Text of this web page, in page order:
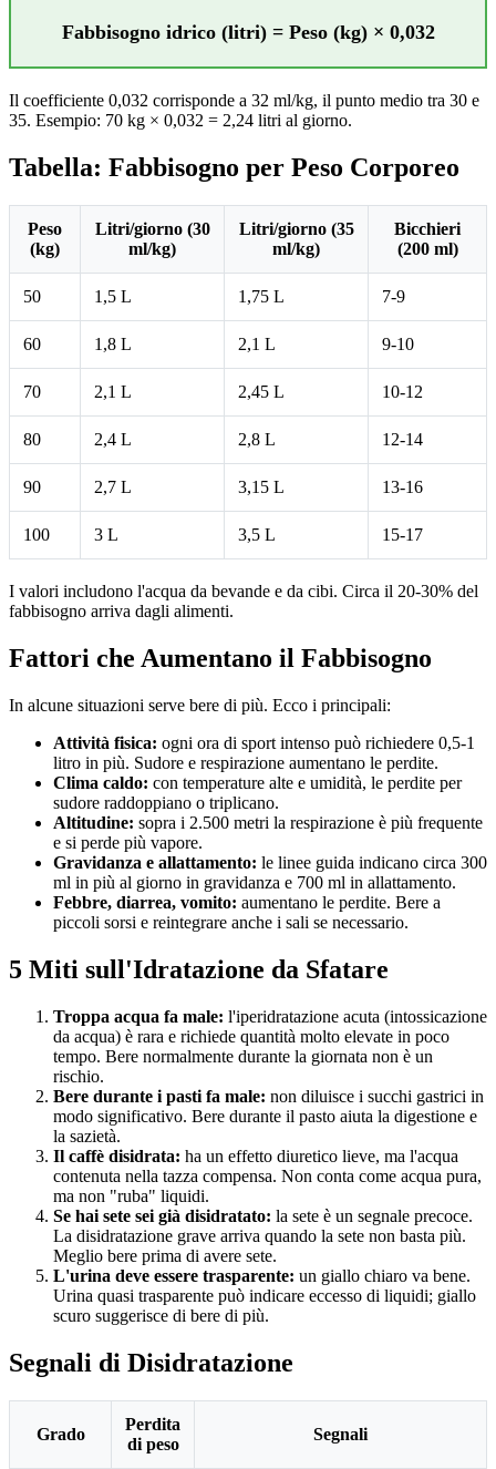
Fabbisogno idrico (litri) = Peso (kg) × 0,032
Il coefficiente 0,032 corrisponde a 32 ml/kg, il punto medio tra 30 e
35. Esempio: 70 kg × 0,032 = 2,24 litri al giorno.
Tabella: Fabbisogno per Peso Corporeo
Peso
(kg)
Litri/giorno (30
ml/kg)
Litri/giorno (35
ml/kg)
Bicchieri
(200 ml)
50 1,5 L 1,75 L 7-9
60 1,8 L 2,1 L 9-10
70 2,1 L 2,45 L 10-12
80 2,4 L 2,8 L 12-14
90 2,7 L 3,15 L 13-16
100 3 L 3,5 L 15-17
I valori includono l'acqua da bevande e da cibi. Circa il 20-30% del
fabbisogno arriva dagli alimenti.
Fattori che Aumentano il Fabbisogno
In alcune situazioni serve bere di più. Ecco i principali:
Attività fisica: ogni ora di sport intenso può richiedere 0,5-1
litro in più. Sudore e respirazione aumentano le perdite.
Clima caldo: con temperature alte e umidità, le perdite per
sudore raddoppiano o triplicano.
Altitudine: sopra i 2.500 metri la respirazione è più frequente
e si perde più vapore.
Gravidanza e allattamento: le linee guida indicano circa 300
ml in più al giorno in gravidanza e 700 ml in allattamento.
Febbre, diarrea, vomito: aumentano le perdite. Bere a
piccoli sorsi e reintegrare anche i sali se necessario.
5 Miti sull'Idratazione da Sfatare
Troppa acqua fa male: l'iperidratazione acuta (intossicazione
da acqua) è rara e richiede quantità molto elevate in poco
tempo. Bere normalmente durante la giornata non è un
rischio.
Bere durante i pasti fa male: non diluisce i succhi gastrici in
modo significativo. Bere durante il pasto aiuta la digestione e
la sazietà.
Il caffè disidrata: ha un effetto diuretico lieve, ma l'acqua
contenuta nella tazza compensa. Non conta come acqua pura,
ma non "ruba" liquidi.
Se hai sete sei già disidratato: la sete è un segnale precoce.
La disidratazione grave arriva quando la sete non basta più.
Meglio bere prima di avere sete.
L'urina deve essere trasparente: un giallo chiaro va bene.
Urina quasi trasparente può indicare eccesso di liquidi; giallo
scuro suggerisce di bere di più.
Segnali di Disidratazione
Grado
Perdita
di peso
Segnali